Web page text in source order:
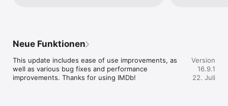
zwar inkl. der direkten Anzeige der
letzten Suchen, nicht erst wenn ich tippe.
So brauchts 100 Klicks um an Besetzung
des aktuellen angesehenen Movie zu
kommen.
Menschen
veranlasst
ihren höheren
Neue Funktionen
This update includes ease of use improvements, as
well as various bug fixes and performance
improvements. Thanks for using IMDb!
Version
16.9.1
22. Juli